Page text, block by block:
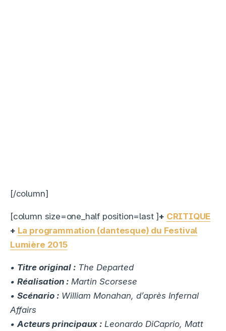
[/column]
[column size=one_half position=last ] + CRITIQUE
+ La programmation (dantesque) du Festival
Lumière 2015
• Titre original : The Departed
• Réalisation : Martin Scorsese
• Scénario : William Monahan, d’après Infernal
Affairs
•Acteurs principaux : Leonardo DiCaprio, Matt